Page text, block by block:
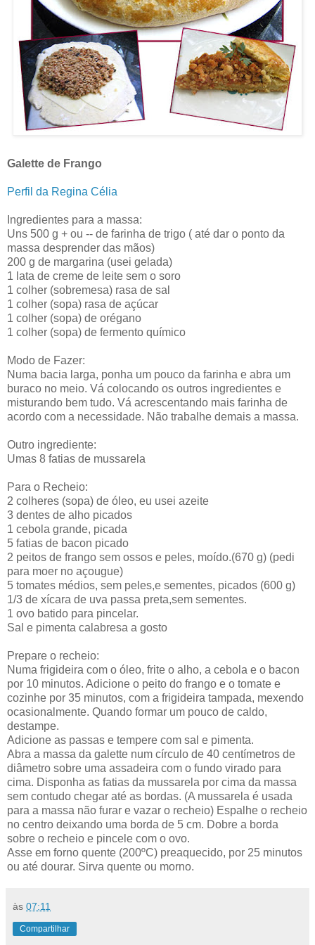
Galette de Frango
Perfil da Regina Célia
Ingredientes para a massa:
Uns 500 g + ou -- de farinha de trigo ( até dar o ponto da
massa desprender das mãos)
200 g de margarina (usei gelada)
1 lata de creme de leite sem o soro
1 colher (sobremesa) rasa de sal
1 colher (sopa) rasa de açúcar
1 colher (sopa) de orégano
1 colher (sopa) de fermento químico
Modo de Fazer:
Numa bacia larga, ponha um pouco da farinha e abra um
buraco no meio. Vá colocando os outros ingredientes e
misturando bem tudo. Vá acrescentando mais farinha de
acordo com a necessidade. Não trabalhe demais a massa.
Outro ingrediente:
Umas 8 fatias de mussarela
Para o Recheio:
2 colheres (sopa) de óleo, eu usei azeite
3 dentes de alho picados
1 cebola grande, picada
5 fatias de bacon picado
2 peitos de frango sem ossos e peles, moído.(670 g) (pedi
para moer no açougue)
5 tomates médios, sem peles,e sementes, picados (600 g)
1/3 de xícara de uva passa preta,sem sementes.
1 ovo batido para pincelar.
Sal e pimenta calabresa a gosto
Prepare o recheio:
Numa frigideira com o óleo, frite o alho, a cebola e o bacon
por 10 minutos. Adicione o peito do frango e o tomate e
cozinhe por 35 minutos, com a frigideira tampada, mexendo
ocasionalmente. Quando formar um pouco de caldo,
destampe.
Adicione as passas e tempere com sal e pimenta.
Abra a massa da galette num círculo de 40 centímetros de
diâmetro sobre uma assadeira com o fundo virado para
cima. Disponha as fatias da mussarela por cima da massa
sem contudo chegar até as bordas. (A mussarela é usada
para a massa não furar e vazar o recheio) Espalhe o recheio
no centro deixando uma borda de 5 cm. Dobre a borda
sobre o recheio e pincele com o ovo.
Asse em forno quente (200ºC) preaquecido, por 25 minutos
ou até dourar. Sirva quente ou morno.
às 07:11
Compartilhar